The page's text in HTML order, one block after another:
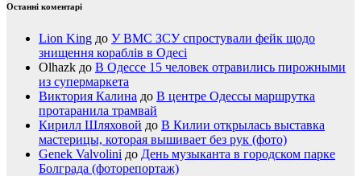
Останні коментарі
Lion King до У ВМС ЗСУ спростували фейк щодо
знищення кораблів в Одесі
Olhazk до В Одессе 15 человек отравились пирожными
из супермаркета
Виктория Калина до В центре Одессы маршрутка
протаранила трамвай
Кирилл Шляховой до В Килии открылась выставка
мастерицы, которая вышивает без рук (фото)
Genek Valvolini до День музыканта в городском парке
Болграда (фоторепортаж)